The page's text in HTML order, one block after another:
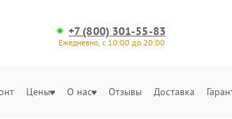
+7 (800) 301-55-83
Ежедневно, с 10:00 до 20:00
Цены О нас Отзывы Доставка